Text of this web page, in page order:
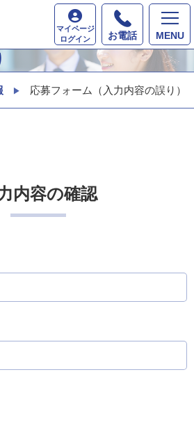
MENU
お電話
マイページ
ログイン
応募フォーム（入力内容の誤り）
内容の確認